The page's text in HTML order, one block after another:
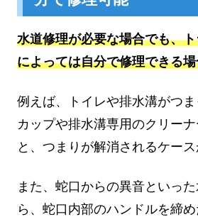
水道修理が必要な場合でも、
によっては自分で修理できる
例えば、トイレや排水溝がつ
カップや排水溝専用のクリー
と、つまりが解消されるケース
また、蛇口からの異音といっ
ら、蛇口内部のハンドルを締